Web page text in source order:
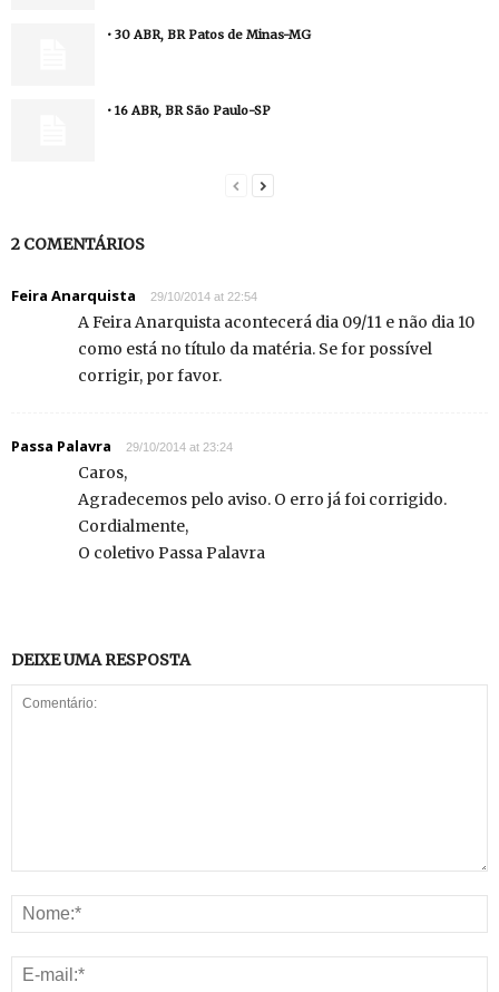
• 30 ABR, BR Patos de Minas-MG
• 16 ABR, BR São Paulo-SP
2 COMENTÁRIOS
Feira Anarquista 29/10/2014 at 22:54
A Feira Anarquista acontecerá dia 09/11 e não dia 10
como está no título da matéria. Se for possível
corrigir, por favor.
Passa Palavra 29/10/2014 at 23:24
Caros,
Agradecemos pelo aviso. O erro já foi corrigido.
Cordialmente,
O coletivo Passa Palavra
DEIXE UMA RESPOSTA